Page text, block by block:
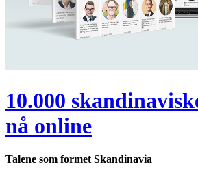
10.000
nå online
Talene som formet Skandinavia